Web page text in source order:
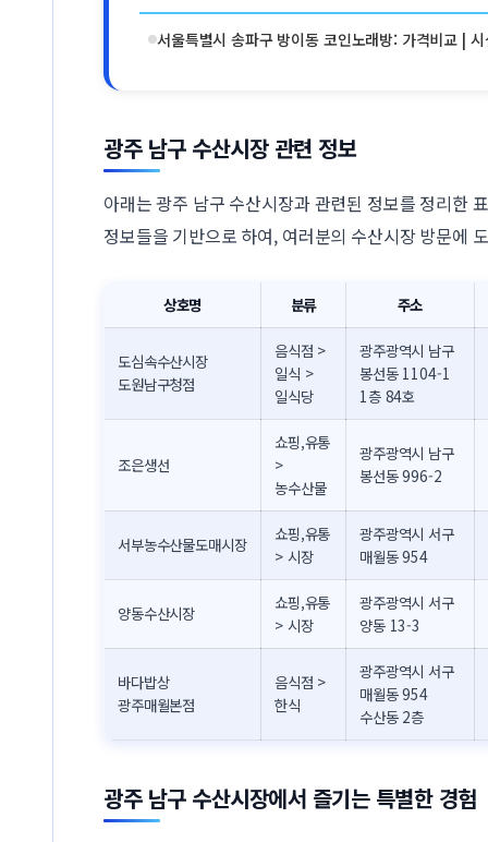
서울특별시 송파구 방이동 코인노래방: 가격비교 |
광주 남구 수산시장 관련 정보
아래는 광주 남구 수산시장과 관련된 정보를 정리한
정보들을 기반으로 하여, 여러분의 수산시장 방문에
상호명 분류 주소
도심속수산시장
도원남구청점
음식점 >
일식 >
일식당
광주광역시 남구
봉선동 1104-1
1층 84호
조은생선
쇼핑,유통
>
농수산물
광주광역시 남구
봉선동 996-2
서부농수산물도매시장
쇼핑,유통
> 시장
광주광역시 서구
매월동 954
양동수산시장
쇼핑,유통
> 시장
광주광역시 서구
양동 13-3
바다밥상
광주매월본점
음식점 >
한식
광주광역시 서구
매월동 954
수산동 2층
광주 남구 수산시장에서 즐기는 특별한 경험